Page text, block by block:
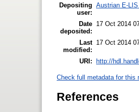
Depositing
user:
Austrian E-
Date
deposited:
17 Oct 2014
Last
modified:
17 Oct 2014
URI: http://
Check full metadata for this
References